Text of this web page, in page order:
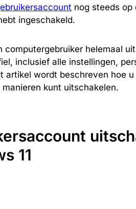
nog steeds op
ingeschakeld.
computergebruiker helemaal
inclusief alle instellingen,
artikel wordt beschreven hoe
kunt uitschakelen.
11